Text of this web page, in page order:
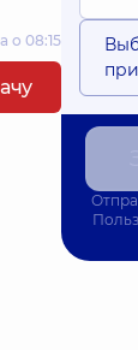
о 08:15